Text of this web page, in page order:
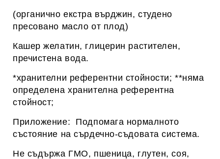
(органично екстра върджин, студено
пресовано масло от плод)
Кашер желатин, глицерин растителен,
пречистена вода.
*хранителни референтни стойности; **няма
определена хранителна референтна
стойност;
Приложение: Подпомага нормалното
състояние на сърдечно-съдовата система.
Не съдържа ГМО, пшеница, глутен, соя,